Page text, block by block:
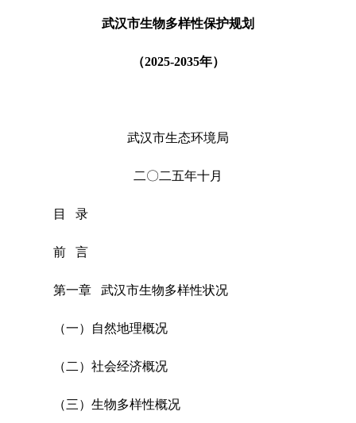
武汉市生物多样性保护规划
（2025-2035年）
武汉市生态环境局
二〇二五年十月
目 录
前 言
第一章 武汉市生物多样性状况
（一）自然地理概况
（二）社会经济概况
（三）生物多样性概况